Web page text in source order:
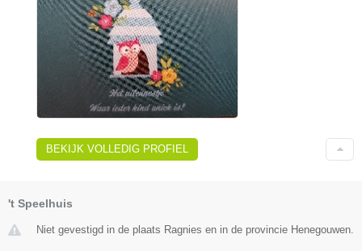
BEKIJK VOLLEDIG PROFIEL
't Speelhuis
Niet gevestigd in de plaats Ragnies en in de provincie Henegouwen.